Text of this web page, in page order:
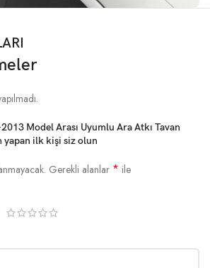
Model Arası Uyumlu Ara Atkı Tavan
yapan ilk kişi siz olun
Gerekli alanlar * ile